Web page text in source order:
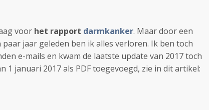
voor het rapport darmkanker. Maar door een
jaar geleden ben ik alles verloren. Ik ben toch
e-mails en kwam de laatste update van 2017 toch
1 januari 2017 als PDF toegevoegd, zie in dit artikel: